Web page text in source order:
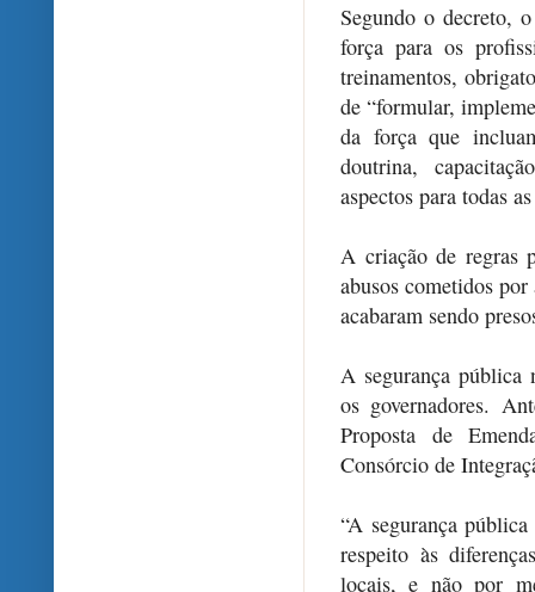
Segundo o decreto,
força para os
treinamentos,
de “formular,
da força que
doutrina,
aspectos para todas
A criação de regras
abusos cometidos
acabaram sendo
A segurança pública
os governadores.
Proposta de
Consórcio de
“A segurança
respeito às
locais, e não por